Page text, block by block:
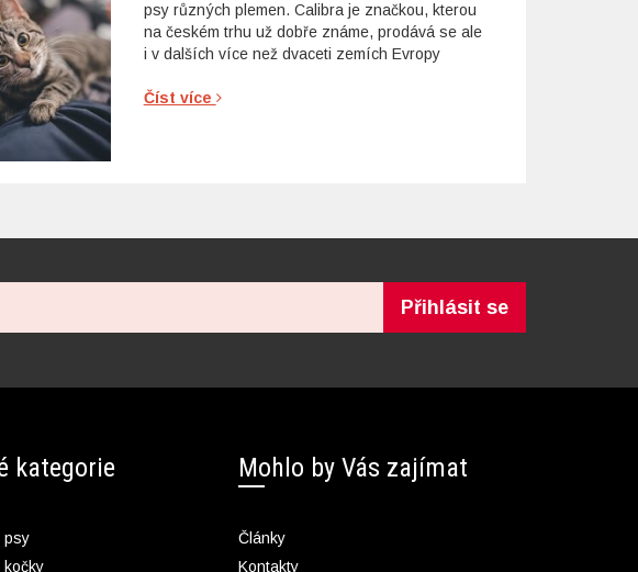
psy různých plemen. Calibra je značkou, kterou
na českém trhu už dobře známe, prodává se ale
i v dalších více než dvaceti zemích Evropy
Číst více
Přihlásit se
kategorie
psy
kočky
Mohlo by Vás zajímat
Články
Kontakty